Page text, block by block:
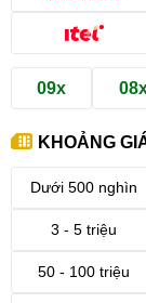
09x
KHOẢNG
Dưới 500 nghìn
3 - 5 triệu
50 - 100 triệu